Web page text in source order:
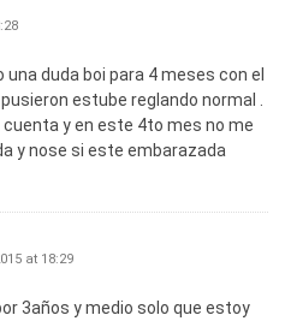
duda boi para 4 meses con el
estube reglando normal .
y en este 4to mes no me
y nose si este embarazada
at 18:29
3años y medio solo que estoy